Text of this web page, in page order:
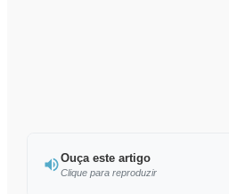
Ouça este artigo
Clique para reproduzir